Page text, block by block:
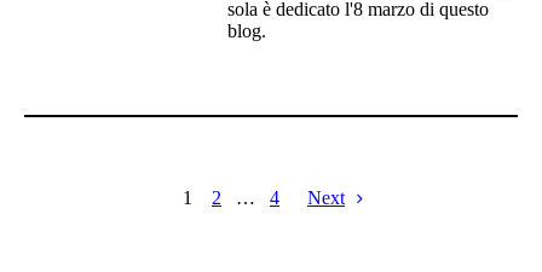
sola è dedicato l'8 marzo di questo
blog.
1 2 … 4 Next